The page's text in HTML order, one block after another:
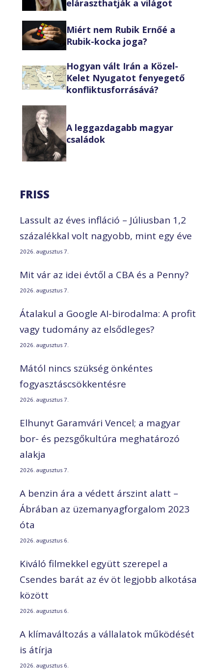
eláraszthatják a világot
Miért nem Rubik Ernőé a
Rubik-kocka joga?
Hogyan vált Irán a Közel-
Kelet Nyugatot fenyegető
konfliktusforrásává?
A leggazdagabb magyar
családok
FRISS
Lassult az éves infláció – Júliusban 1,2
százalékkal volt nagyobb, mint egy éve
2026. augusztus 7.
Mit vár az idei évtől a CBA és a Penny?
2026. augusztus 7.
Átalakul a Google AI-birodalma: A profit
vagy tudomány az elsődleges?
2026. augusztus 7.
Mától nincs szükség önkéntes
fogyasztáscsökkentésre
2026. augusztus 7.
Elhunyt Garamvári Vencel; a magyar
bor- és pezsgőkultúra meghatározó
alakja
2026. augusztus 7.
A benzin ára a védett árszint alatt –
Ábrában az üzemanyagforgalom 2023
óta
2026. augusztus 6.
Kiváló filmekkel együtt szerepel a
Csendes barát az év öt legjobb alkotása
között
2026. augusztus 6.
A klímaváltozás a vállalatok működését
is átírja
2026. augusztus 6.